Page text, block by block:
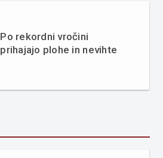
Po rekordni vročini
prihajajo plohe in nevihte